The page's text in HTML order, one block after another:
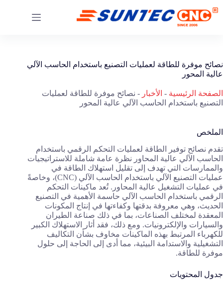
إلى
المحتوى
نصائح موفرة للطاقة لعمليات التصنيع باستخدام الحاسب الآلي
عالية المحور
الصفحة الرئيسية - الأخبار - نصائح موفرة للطاقة لعمليات
التصنيع باستخدام الحاسب الآلي عالية المحور
الملخص
تقدم نصائح توفير الطاقة لعمليات التحكم الرقمي باستخدام
الحاسب الآلي عالية المحاور نظرة عامة شاملة للاستراتيجيات
والممارسات التي تهدف إلى تقليل استهلاك الطاقة في
عمليات التصنيع الآلي باستخدام الحاسب الآلي (CNC)، وخاصةً
في عمليات التشغيل عالية المحاور. تُعد ماكينات التحكم
الرقمي باستخدام الحاسب الآلي حاسمة الأهمية في التصنيع
الحديث، وهي معروفة بدقتها وكفاءتها في إنتاج المكونات
المعقدة لمختلف الصناعات، بما في ذلك صناعة الطيران
والسيارات والإلكترونيات. ومع ذلك، فقد أثار الاستهلاك الكبير
للكهرباء المرتبط بهذه الماكينات مخاوف بشأن التكاليف
التشغيلية والاستدامة البيئية، مما أدى إلى الحاجة إلى حلول
موفرة للطاقة.
جدول المحتويات